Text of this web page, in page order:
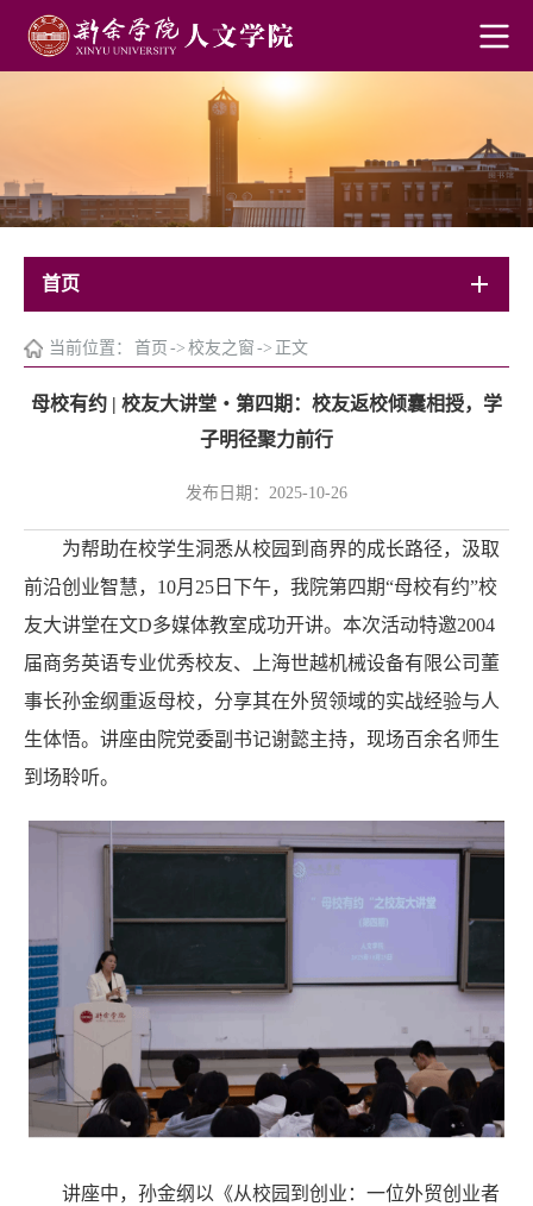
首页
当前位置： 首页 -> 校友之窗 -> 正文
母校有约 | 校友大讲堂・第四期：校友返校倾囊相授，学
子明径聚力前行
发布日期：2025-10-26
为帮助在校学生洞悉从校园到商界的成长路径，汲取
前沿创业智慧， 10月25日下午，我院第四期“母校有约”校
友大讲堂在文D多媒体教室成功开讲。本次活动特邀2004
届商务英语专业优秀校友、上海世越机械设备有限公司董
事长孙金纲重返母校，分享其在外贸领域的实战经验与人
生体悟。讲座由院党委副书记谢懿主持，现场百余名师生
到场聆听。
讲座中，孙金纲以《从校园到创业：一位外贸创业者